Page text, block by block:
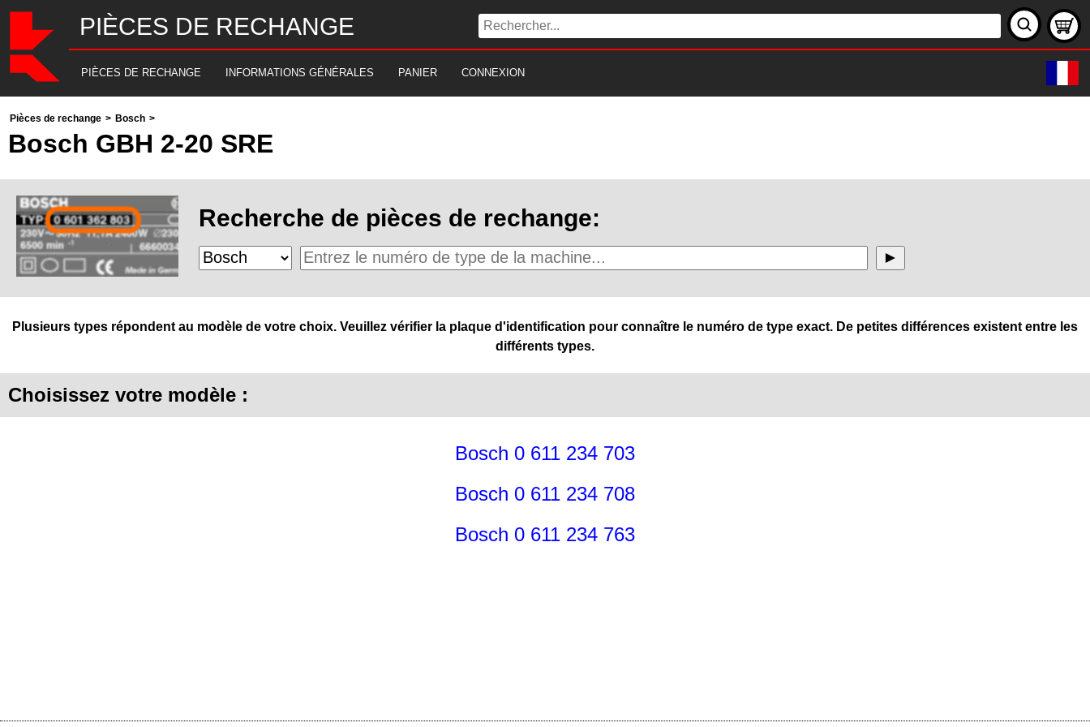
PIÈCES DE RECHANGE
PIÈCES DE RECHANGE INFORMATIONS GÉNÉRALES PANIER CONNEXION
Pièces de rechange > Bosch >
Bosch GBH 2-20 SRE
Recherche de pièces de rechange:
Plusieurs types répondent au modèle de votre choix. Veuillez vérifier la plaque d'identification pour connaître le numéro de type exact. De petites différences existent entre les
différents types.
Choisissez votre modèle :
Bosch 0 611 234 703
Bosch 0 611 234 708
Bosch 0 611 234 763